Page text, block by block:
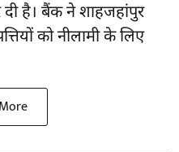
दी है। बैंक ने शाहजहांपुर
को नीलामी के लिए